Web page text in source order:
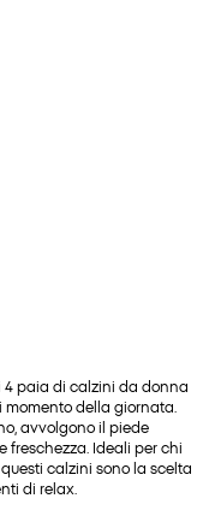
4 paia di calzini da donna
della giornata.
avvolgono il piede
freschezza. Ideali per chi
calzini sono la scelta
di relax.